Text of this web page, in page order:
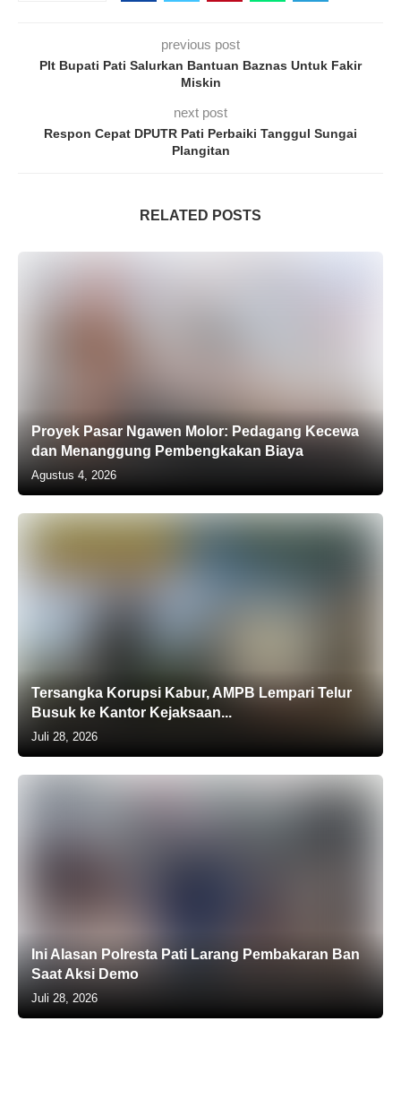
previous post
Plt Bupati Pati Salurkan Bantuan Baznas Untuk Fakir
Miskin
next post
Respon Cepat DPUTR Pati Perbaiki Tanggul Sungai
Plangitan
RELATED POSTS
Proyek Pasar Ngawen Molor: Pedagang Kecewa
dan Menanggung Pembengkakan Biaya
Agustus 4, 2026
Tersangka Korupsi Kabur, AMPB Lempari Telur
Busuk ke Kantor Kejaksaan...
Juli 28, 2026
Ini Alasan Polresta Pati Larang Pembakaran Ban
Saat Aksi Demo
Juli 28, 2026